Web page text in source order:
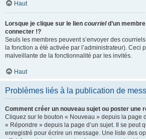
Haut
Lorsque je clique sur le lien courrield’un
connecter !?
Seuls les membres peuvent s’envoyer des
la fonction a été activée par l’administrateur). Ceci
malveillante de la fonctionnalité par les invités.
Haut
Problèmes liés à la publication de
Comment créer un nouveau sujet ou poster une
Cliquez sur le bouton « Nouveau » depuis la page
« Répondre » depuis la page d’un sujet. Il se peut
enregistré pour écrire un message. Une liste des